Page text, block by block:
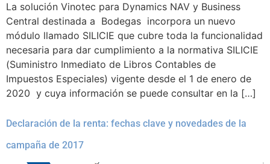
La solución Vinotec para Dynamics NAV y Business
Central destinada a Bodegas incorpora un nuevo
módulo llamado SILICIE que cubre toda la funcionalidad
necesaria para dar cumplimiento a la normativa SILICIE
(Suministro Inmediato de Libros Contables de
Impuestos Especiales) vigente desde el 1 de enero de
2020 y cuya información se puede consultar en la […]
Declaración de la renta: fechas clave y novedades de la
campaña de 2017